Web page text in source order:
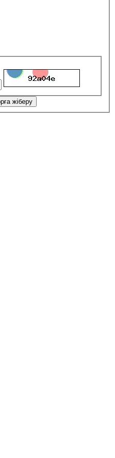
жіберу